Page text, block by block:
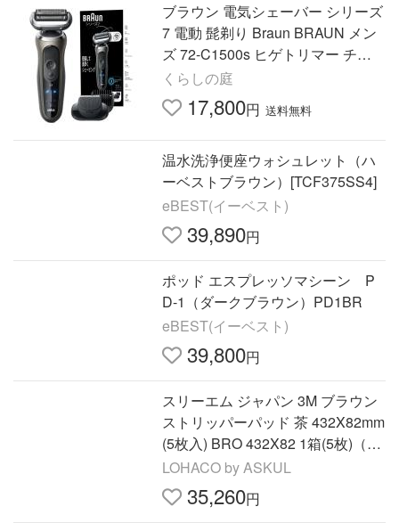
ブラウン 電気シェーバー シリーズ
7 電動 髭剃り Braun BRAUN メン
ズ 72-C1500s ヒゲトリマー チタ
ニウムゴールド
くらしの庭
17,800円 送料無料
温水洗浄便座ウォシュレット（ハ
ーベストブラウン）[TCF375SS4]
eBEST(イーベスト)
39,890円
ポッド エスプレッソマシーン P
D-1（ダークブラウン）PD1BR
eBEST(イーベスト)
39,800円
スリーエム ジャパン 3M ブラウン
ストリッパーパッド 茶 432X82mm
(5枚入) BRO 432X82 1箱(5枚)（直
送品）
LOHACO by ASKUL
35,260円